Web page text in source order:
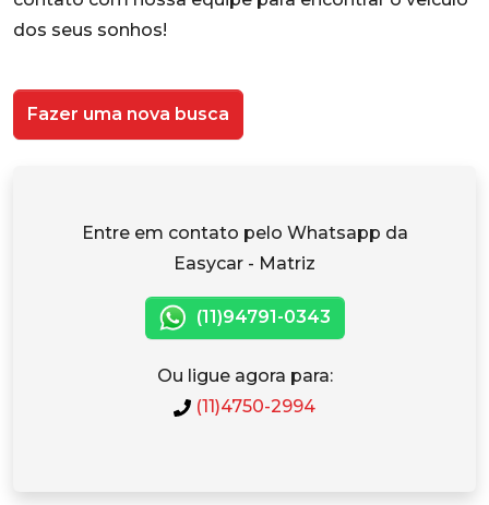
dos seus sonhos!
Fazer uma nova busca
Entre em contato pelo Whatsapp da
Easycar - Matriz
(11)94791-0343
Ou ligue agora para:
(11)4750-2994